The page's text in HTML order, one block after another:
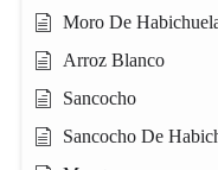
Moro De
Arroz Blanco
Sancocho
Sancocho De